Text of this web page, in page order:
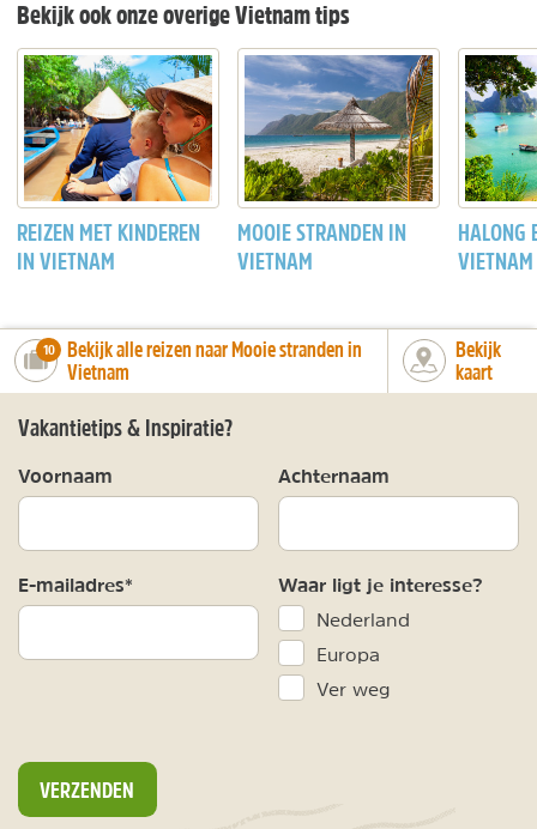
Bekijk ook onze overige Vietnam tips
REIZEN MET KINDEREN
IN VIETNAM
MOOIE STRANDEN IN
VIETNAM
HALONG
VIETNAM
number_of_trips:
10
Bekijk alle reizen naar Mooie stranden in
Vietnam
Bekijk
kaart
Vakantietips & Inspiratie?
Voornaam Achternaam
E-mailadres* Waar ligt je interesse?
Nederland
Europa
Ver weg
VERZENDEN